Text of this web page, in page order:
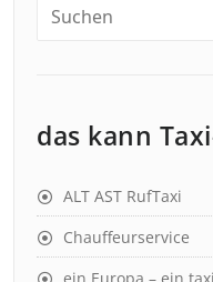
das kann
ALT AST RufTaxi
Chauffeurservice